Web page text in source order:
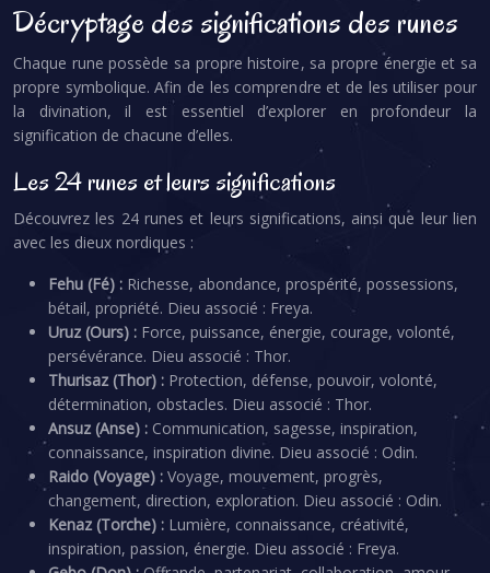
Décryptage des significations des runes
Chaque rune possède sa propre histoire, sa propre énergie et sa
propre symbolique. Afin de les comprendre et de les utiliser pour
la divination, il est essentiel d’explorer en profondeur la
signification de chacune d’elles.
Les 24 runes et leurs significations
Découvrez les 24 runes et leurs significations, ainsi que leur lien
avec les dieux nordiques :
Fehu (Fé) : Richesse, abondance, prospérité, possessions,
bétail, propriété. Dieu associé : Freya.
Uruz (Ours) : Force, puissance, énergie, courage, volonté,
persévérance. Dieu associé : Thor.
Thurisaz (Thor) : Protection, défense, pouvoir, volonté,
détermination, obstacles. Dieu associé : Thor.
Ansuz (Anse) : Communication, sagesse, inspiration,
connaissance, inspiration divine. Dieu associé : Odin.
Raido (Voyage) : Voyage, mouvement, progrès,
changement, direction, exploration. Dieu associé : Odin.
Kenaz (Torche) : Lumière, connaissance, créativité,
inspiration, passion, énergie. Dieu associé : Freya.